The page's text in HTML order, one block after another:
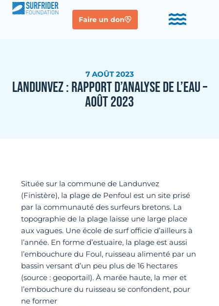
Faire un don
7 AOÛT 2023
LANDUNVEZ : RAPPORT D’ANALYSE DE L’EAU –
AOÛT 2023
Située sur la commune de Landunvez
(Finistère), la plage de Penfoul est un site prisé
par la communauté des surfeurs bretons. La
topographie de la plage laisse une large place
aux vagues. Une école de surf officie d’ailleurs à
l’année. En forme d’estuaire, la plage est aussi
l’embouchure du Foul, ruisseau alimenté par un
bassin versant d’un peu plus de 16 hectares
(source : geoportail). À marée haute, la mer et
l’embouchure du ruisseau se confondent, pour
ne former